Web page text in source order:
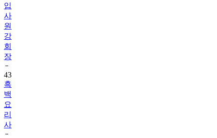
입
사
원
강
회
장
43
흑
백
요
리
사